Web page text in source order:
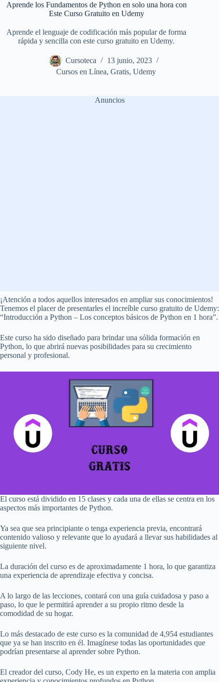
Aprende los Fundamentos de Python en solo una hora con
Este Curso Gratuito en Udemy
Aprende el lenguaje de codificación más popular de forma
rápida y sencilla con este curso gratuito en Udemy.
Cursoteca
13 junio, 2023
Cursos en Línea,Gratis,Udemy
Anuncios
¡Atención a todos aquellos interesados en ampliar sus conocimientos!
Tenemos el placer de presentarles el increíble curso gratuito de Udemy:
“Introducción a Python – Los conceptos básicos de Python en 1 hora”.
Este curso ha sido diseñado para brindar una sólida formación en
Python, lo que abrirá nuevas posibilidades para su crecimiento
personal y profesional.
El curso está dividido en 15 clases y cada una de ellas se centra en los
aspectos más importantes de Python.
Ya sea que sea principiante o tenga experiencia previa, encontrará
contenido valioso y relevante que lo ayudará a llevar sus habilidades al
siguiente nivel.
La duración del curso es de aproximadamente 1 hora, lo que garantiza
una experiencia de aprendizaje efectiva y concisa.
A lo largo de las lecciones, contará con una guía cuidadosa y paso a
paso, lo que le permitirá aprender a su propio ritmo desde la
comodidad de su hogar.
Lo más destacado de este curso es la comunidad de 4,954 estudiantes
que ya se han inscrito en él. Imagínese todas las oportunidades que
podrían presentarse al aprender sobre Python.
El creador del curso, Cody He, es un experto en la materia con amplia